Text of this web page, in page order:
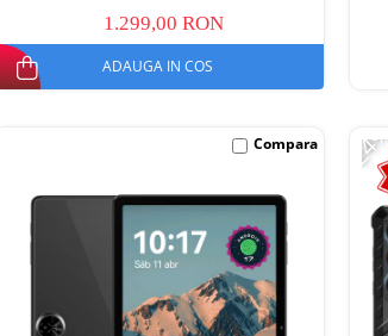
1.299,00 RON
ADAUGA IN COS
Compara -